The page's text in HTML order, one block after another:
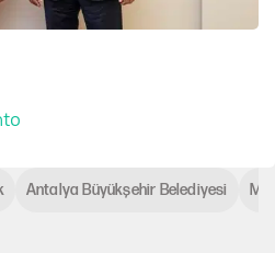
Antalya Büyükşehir Belediyesi